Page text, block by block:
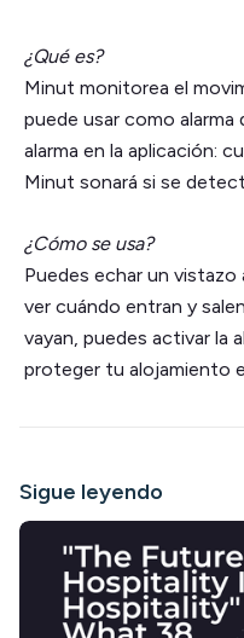
¿Qué es?
Minut monitorea el
puede usar como alarma
alarma en la aplicación:
Minut sonará si se
¿Cómo se usa?
Puedes echar un
ver cuándo entran y
vayan, puedes activar la
proteger tu alojamiento
Sigue leyendo